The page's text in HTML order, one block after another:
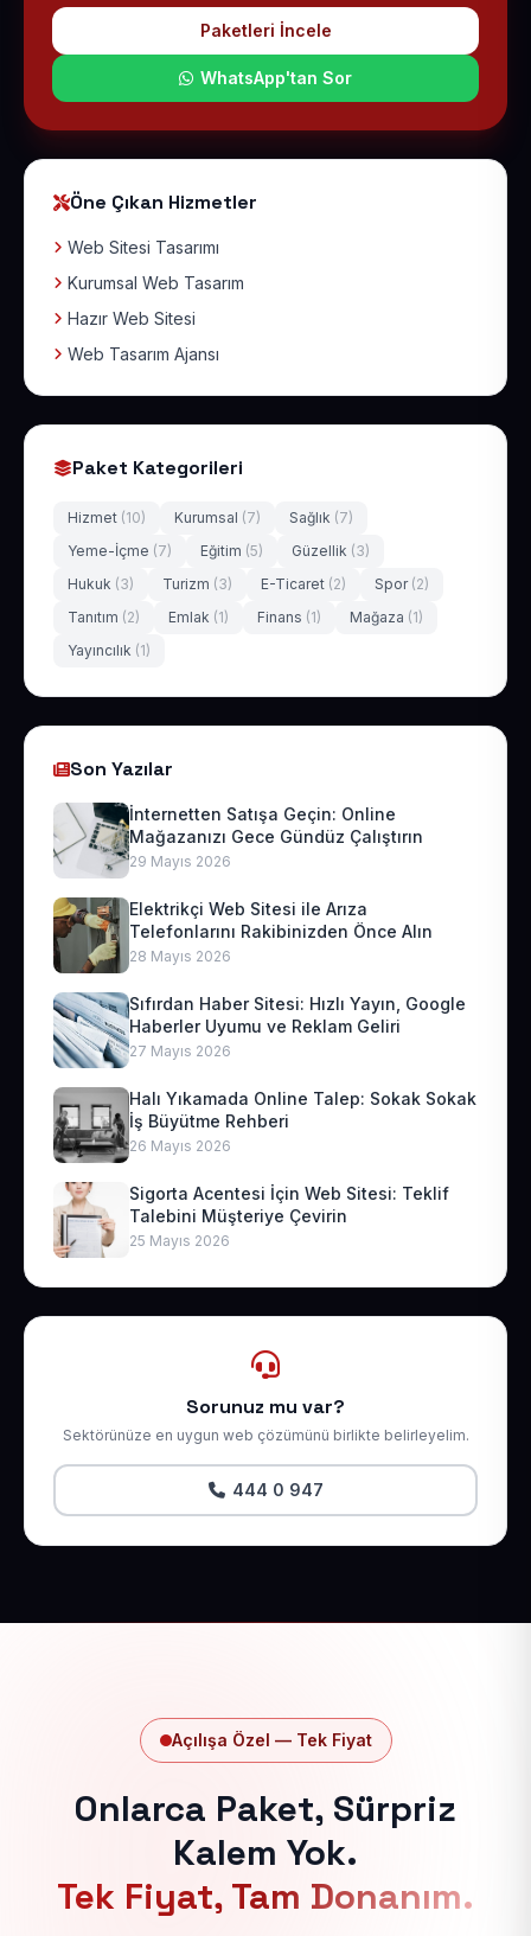
Paketleri İncele
WhatsApp'tan Sor
Öne Çıkan Hizmetler
Web Sitesi Tasarımı
Kurumsal Web Tasarım
Hazır Web Sitesi
Web Tasarım Ajansı
Paket Kategorileri
Hizmet (10) Kurumsal (7) Sağlık (7)
Yeme-İçme (7) Eğitim (5) Güzellik (3)
Hukuk (3) Turizm (3) E-Ticaret (2) Spor (2)
Tanıtım (2) Emlak (1) Finans (1) Mağaza (1)
Yayıncılık (1)
Son Yazılar
İnternetten Satışa Geçin: Online
Mağazanızı Gece Gündüz Çalıştırın
29 Mayıs 2026
Elektrikçi Web Sitesi ile Arıza
Telefonlarını Rakibinizden Önce Alın
28 Mayıs 2026
Sıfırdan Haber Sitesi: Hızlı Yayın, Google
Haberler Uyumu ve Reklam Geliri
27 Mayıs 2026
Halı Yıkamada Online Talep: Sokak Sokak
İş Büyütme Rehberi
26 Mayıs 2026
Sigorta Acentesi İçin Web Sitesi: Teklif
Talebini Müşteriye Çevirin
25 Mayıs 2026
Sorunuz mu var?
Sektörünüze en uygun web çözümünü birlikte belirleyelim.
444 0 947
Açılışa Özel — Tek Fiyat
Onlarca Paket, Sürpriz
Kalem Yok.
Tek Fiyat, Tam Donanım.